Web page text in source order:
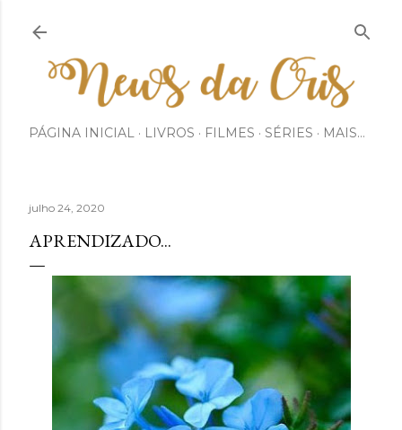
PÁGINA INICIAL LIVROS FILMES SÉRIES MAIS…
julho 24, 2020
APRENDIZADO...